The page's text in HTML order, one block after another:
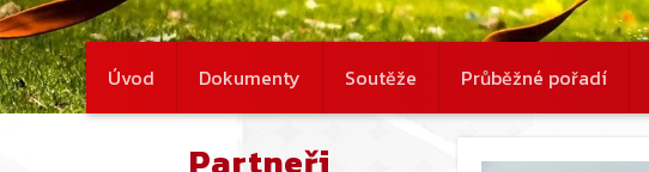
Úvod Dokumenty Soutěže Průběžné pořadí